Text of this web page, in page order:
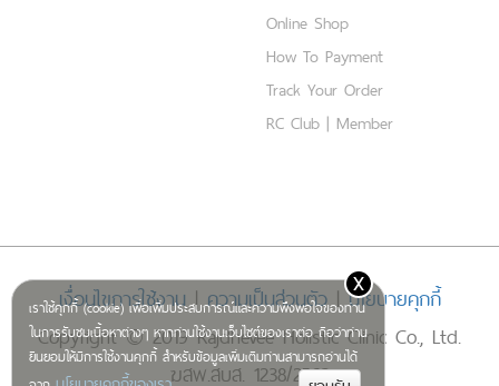
เราใช้คุกกี้ (cookie) เพื่อเพิ่มประสบการณ์และความพึงพอใจของท่าน
ในการรับชมเนื้อหาต่างๆ หากท่านใช้งานเว็บไซต์ของเราต่อ ถือว่าท่าน
ยินยอมให้มีการใช้งานคุกกี้ สำหรับข้อมูลเพิ่มเติมท่านสามารถอ่านได้
x
Online Shop
How To Payment
Track Your Order
RC Club | Member
เงื่อนไขการใช้งาน|ความเป็นส่วนตัว|นโยบายคุกกี้
Copyright © 2019 Rajdhevee Holistic Clinic Co., Ltd.
ฆสพ.สบส. 1238/2562